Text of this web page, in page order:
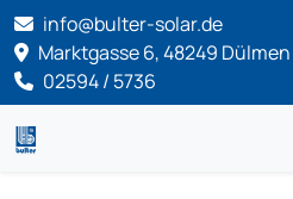
info@bulter-solar.de
Marktgasse 6, 48249 Dülmen
02594 / 5736